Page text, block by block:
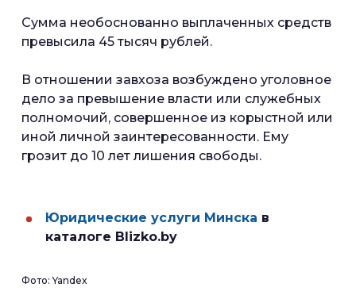
Сумма необоснованно выплаченных средств
превысила 45 тысяч рублей.
В отношении завхоза возбуждено уголовное
дело за превышение власти или служебных
полномочий, совершенное из корыстной или
иной личной заинтересованности. Ему
грозит до 10 лет лишения свободы.
Юридические услуги Минска в
каталоге Blizko.by
Фото: Yandex